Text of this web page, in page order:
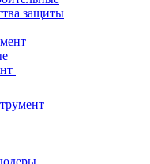
защиты